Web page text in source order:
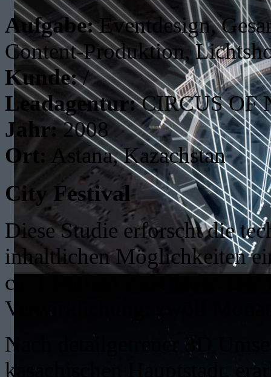
Aufgabe:Eventdesign,
Content-Produktion,
Kunde:/
Leadagentur:CIRCUS OF
Jahr:2008
Ort:
Astana, Kazachstan
City Festival
Diese Studie erforscht die
inhaltlichen Möglichkeiten
ca. 1 Million Zuschauer. Der
Verwirklichung: zwölf
Nach detailgetreuer 3D
kasachischen Hauptstadt,